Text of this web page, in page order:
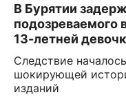
В Бурятии
подозреваемого
13-летней
Следствие
шокирующей
изданий